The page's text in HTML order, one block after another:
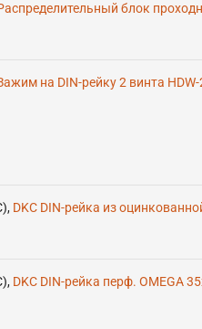
блок
на DIN-рейку 2 винта
, DKC DIN-рейка из
, DKC DIN-рейка перф. OMEGA